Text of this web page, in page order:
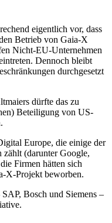
eigentlich vor, dass
Betrieb von Gaia-X
Nicht-EU-Unternehmen
Dennoch bleibt
durchgesetzt
dürfte das zu
Beteiligung von US-
Europe, die einige der
(darunter Google,
Firmen hätten sich
X-Projekt beworben.
Bosch und Siemens –